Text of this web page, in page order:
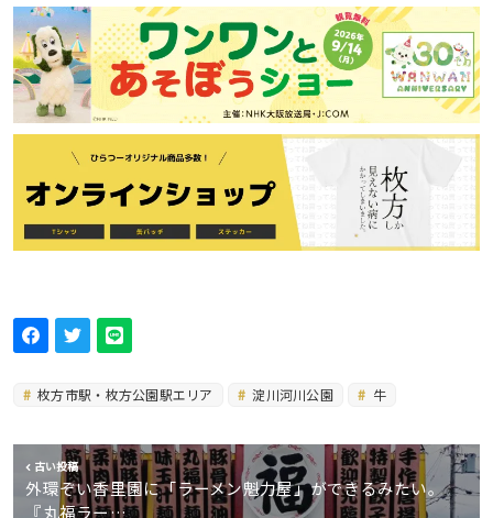
枚方市駅・枚方公園駅エリア 淀川河川公園 牛
古い投稿
外環ぞい香里園に「ラーメン魁力屋」ができるみたい。
『丸福ラー…